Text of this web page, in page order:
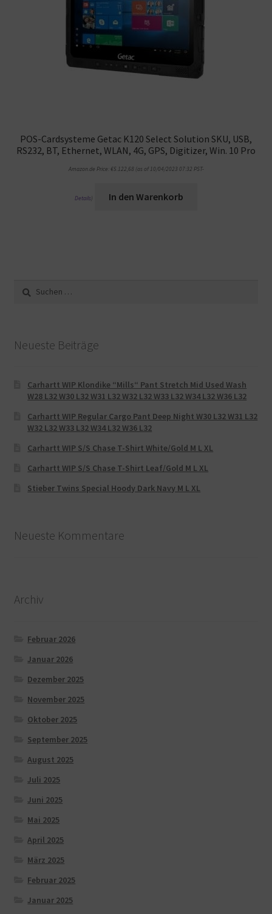
POS-Cardsysteme Getac K120 Select Solution SKU, USB,
RS232, BT, Ethernet, WLAN, 4G, GPS, Digitizer, Win. 10 Pro
Amazon.de Price: €5.122,68 (as of 10/04/2023 07:32 PST-
Details In den Warenkorb
nach:
Neueste Beiträge
Carhartt WIP Klondike “Mills“ Pant Stretch Mid Used Wash
W28 L32 W30 L32 W31 L32 W32 L32 W33 L32 W34 L32 W36 L32
Carhartt WIP Regular Cargo Pant Deep Night W30 L32 W31 L32
W32 L32 W33 L32 W34 L32 W36 L32
Carhartt WIP S/S Chase T-Shirt White/Gold M L XL
Carhartt WIP S/S Chase T-Shirt Leaf/Gold M L XL
Stieber Twins Special Hoody Dark Navy M L XL
Neueste Kommentare
Archiv
Februar 2026
Januar 2026
Dezember 2025
November 2025
Oktober 2025
September 2025
August 2025
Juli 2025
Juni 2025
Mai 2025
April 2025
März 2025
Februar 2025
Januar 2025